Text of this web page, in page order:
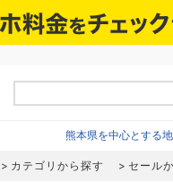
熊本県を中心とする
カテゴリから探す セール